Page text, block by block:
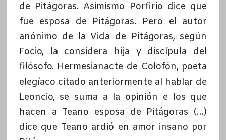
de Pitágoras. Asimismo Porfirio dice que
fue esposa de Pitágoras. Pero el autor
anónimo de la Vida de Pitágoras, según
Focio, la considera hija y discípula del
filósofo. Hermesianacte de Colofón, poeta
elegíaco citado anteriormente al hablar de
Leoncio, se suma a la opinión e los que
hacen a Teano esposa de Pitágoras (…)
dice que Teano ardió en amor insano por